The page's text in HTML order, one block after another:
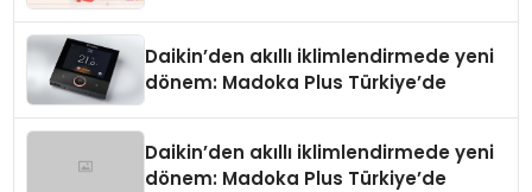
Daikin’den akıllı iklimlendirmede yeni
dönem: Madoka Plus Türkiye’de
Daikin’den akıllı iklimlendirmede yeni
dönem: Madoka Plus Türkiye’de